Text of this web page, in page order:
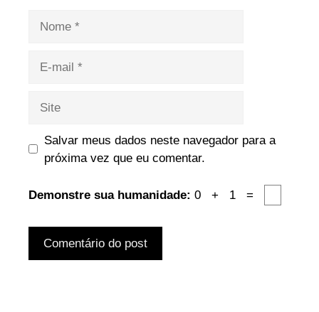
Salvar meus dados neste navegador para a
próxima vez que eu comentar.
Demonstre sua humanidade: 0 + 1 =